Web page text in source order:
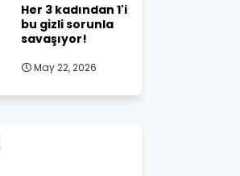
Her 3 kadından 1'i
bu gizli sorunla
savaşıyor!
May 22, 2026